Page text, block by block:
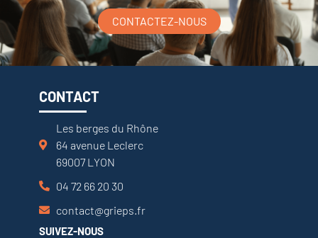
CONTACTEZ-NOUS
CONTACT
Les berges du Rhône
64 avenue Leclerc
69007 LYON
04 72 66 20 30
contact@grieps.fr
SUIVEZ-NOUS